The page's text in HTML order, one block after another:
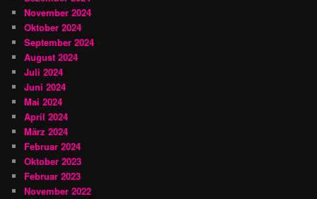
November 2024
Oktober 2024
September 2024
August 2024
Juli 2024
Juni 2024
Mai 2024
April 2024
März 2024
Februar 2024
Oktober 2023
Februar 2023
November 2022